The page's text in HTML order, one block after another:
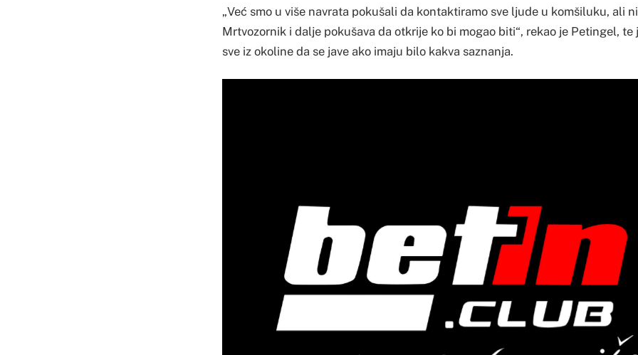
„Već smo u više navrata pokušali da kontaktiramo sve ljude u komšiluku, ali
Mrtvozornik i dalje pokušava da otkrije ko bi mogao biti“, rekao je Petingel, te
sve iz okoline da se jave ako imaju bilo kakva saznanja.